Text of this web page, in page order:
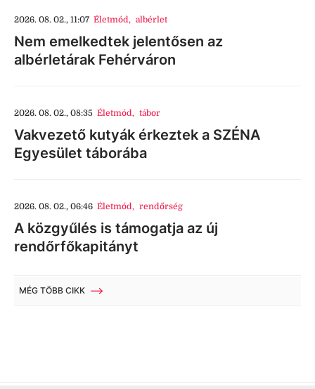
2026. 08. 02., 11:07 Életmód, albérlet
Nem emelkedtek jelentősen az
albérletárak Fehérváron
2026. 08. 02., 08:35 Életmód, tábor
Vakvezető kutyák érkeztek a SZÉNA
Egyesület táborába
2026. 08. 02., 06:46 Életmód, rendőrség
A közgyűlés is támogatja az új
rendőrfőkapitányt
MÉG TÖBB CIKK